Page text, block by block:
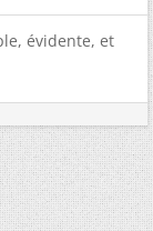
évidente, et